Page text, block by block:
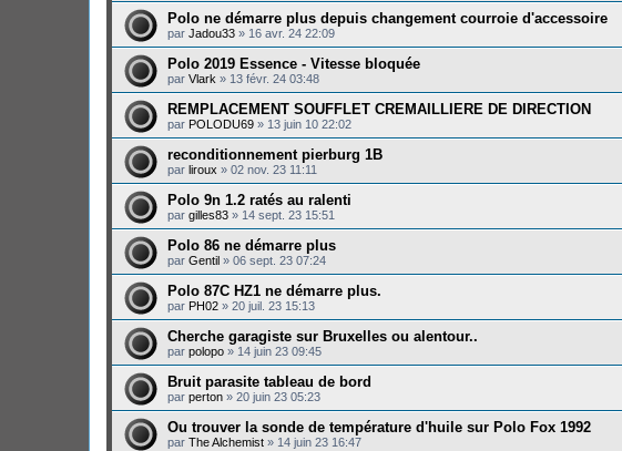
Polo ne démarre plus depuis changement courroie d'accessoire
par Jadou33 » 16 avr. 24 22:09
Polo 2019 Essence - Vitesse bloquée
par Vlark » 13 févr. 24 03:48
REMPLACEMENT SOUFFLET CREMAILLIERE DE DIRECTION
par POLODU69 » 13 juin 10 22:02
reconditionnement pierburg 1B
par liroux » 02 nov. 23 11:11
Polo 9n 1.2 ratés au ralenti
par gilles83 » 14 sept. 23 15:51
Polo 86 ne démarre plus
par Gentil » 06 sept. 23 07:24
Polo 87C HZ1 ne démarre plus.
par PH02 » 20 juil. 23 15:13
Cherche garagiste sur Bruxelles ou alentour..
par polopo » 14 juin 23 09:45
Bruit parasite tableau de bord
par perton » 20 juin 23 05:23
Ou trouver la sonde de température d'huile sur Polo Fox 1992
par The Alchemist » 14 juin 23 16:47